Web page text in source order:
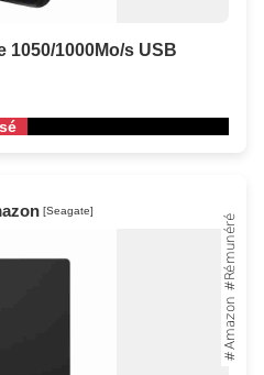
1050/1000Mo/s USB
[Seagate]